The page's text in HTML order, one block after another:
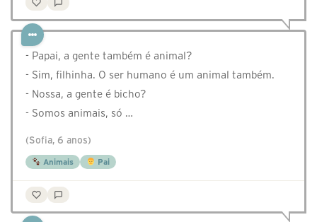
- Papai, a gente também é animal?
- Sim, filhinha. O ser humano é um animal também.
- Nossa, a gente é bicho?
- Somos animais, só …
(Sofia, 6 anos)
Animais Pai